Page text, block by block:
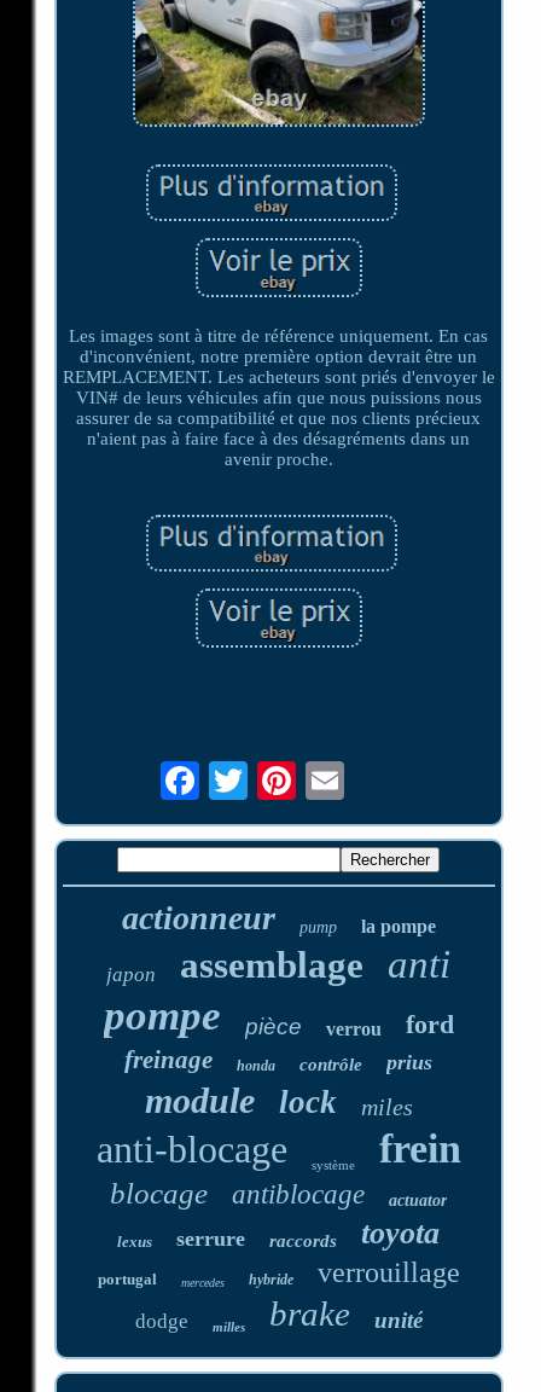
Les images sont à titre de référence uniquement. En cas
d'inconvénient, notre première option devrait être un
REMPLACEMENT. Les acheteurs sont priés d'envoyer le
VIN# de leurs véhicules afin que nous puissions nous
assurer de sa compatibilité et que nos clients précieux
n'aient pas à faire face à des désagréments dans un
avenir proche.
actionneur pump la pompe
japon assemblage anti
pompe pièce verrou ford
freinage honda contrôle prius
module lock miles
anti-blocage système frein
blocage antiblocage actuator
lexus serrure raccords toyota
portugal mercedes hybride verrouillage
dodge milles brake unité